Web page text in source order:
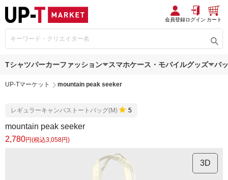
会員登録ログイン カート
Tシャツパーカーファッション スマホケース・モバイルグッズ バ
UP-Tマーケット mountain peak seeker
レギュラーキャンバストートバッグ(M) 5
mountain peak seeker
2,780円(税込3,058円)
3D